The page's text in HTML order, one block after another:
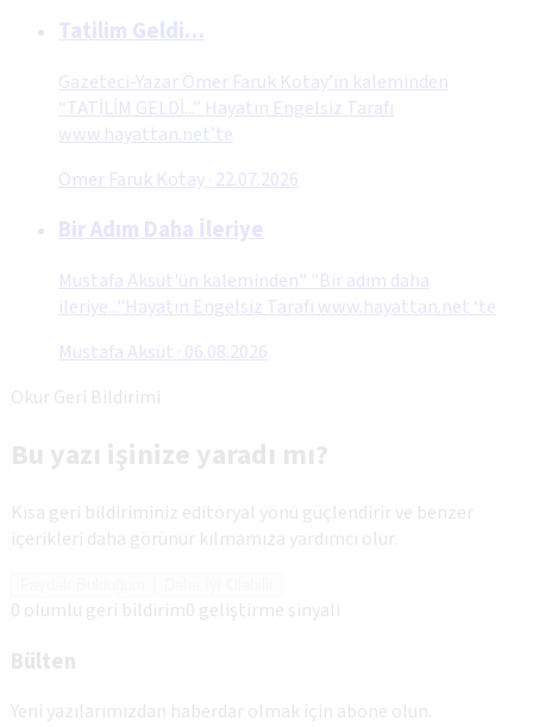
Tatilim Geldi…
Gazeteci-Yazar Ömer Faruk Kotay’ın kaleminden
“TATİLİM GELDİ...” Hayatın Engelsiz Tarafı
www.hayattan.net’te
Ömer Faruk Kotay· 22.07.2026
Bir Adım Daha İleriye
Mustafa Aksüt'ün kaleminden" "Bir adım daha
ileriye..."Hayatın Engelsiz Tarafı www.hayattan.net ‘te
Mustafa Aksüt · 06.08.2026
Okur Geri Bildirimi
Bu yazı işinize yaradı mı?
Kısa geri bildiriminiz editoryal yönü güçlendirir ve benzer
içerikleri daha görünür kılmamıza yardımcı olur.
0 olumlu geri bildirim0 geliştirme sinyali
Bülten
Yeni yazılarımızdan haberdar olmak için abone olun.